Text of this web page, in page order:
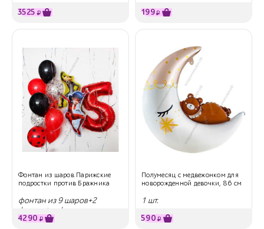
3525 ₽ 199₽
Фонтан из шаров Парижские
подростки против Бражника
фонтан из 9 шаров+2
фигуры+цифра
4290 ₽
Полумесяц с медвежонком для
новорожденной девочки, 86 см
1 шт.
590 ₽